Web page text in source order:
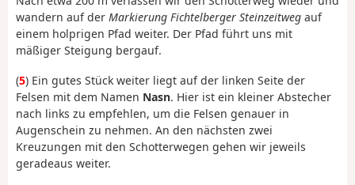
wandern auf der Markierung Fichtelberger Steinzeitweg auf
einem holprigen Pfad weiter. Der Pfad führt uns mit
mäßiger Steigung bergauf.
(5) Ein gutes Stück weiter liegt auf der linken Seite der
Felsen mit dem Namen Nasn. Hier ist ein kleiner Abstecher
nach links zu empfehlen, um die Felsen genauer in
Augenschein zu nehmen. An den nächsten zwei
Kreuzungen mit den Schotterwegen gehen wir jeweils
geradeaus weiter.